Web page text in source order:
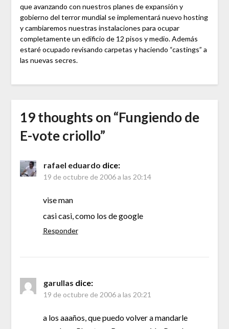
que avanzando con nuestros planes de expansión y
gobierno del terror mundial se implementará nuevo hosting
y cambiaremos nuestras instalaciones para ocupar
completamente un edificio de 12 pisos y medio. Además
estaré ocupado revisando carpetas y haciendo “castings” a
las nuevas secres.
19 thoughts on “Fungiendo de
E-vote criollo”
rafael eduardo dice:
19 de octubre de 2006 a las 20:14
vise man
casi casi, como los de google
Responder
garullas dice:
19 de octubre de 2006 a las 20:21
a los aaaños, que puedo volver a mandarle